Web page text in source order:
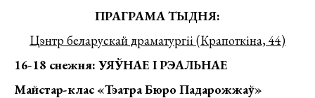
ПРАГРАМА ТЫДНЯ:
Цэнтр беларускай драматургіі (Крапоткіна, 44)
16-18 снежня: УЯЎНАЕ І РЭАЛЬНАЕ
Майстар-клас «Тэатра Бюро Падарожжаў»